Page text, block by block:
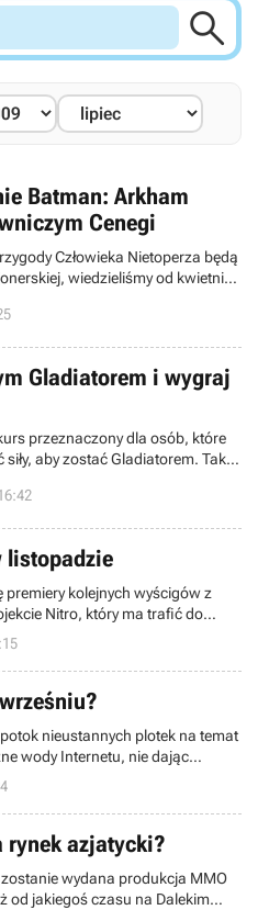

Batman: Arkham
Cenegi
Człowieka Nietoperza będą
wiedzieliśmy od kwietnia.
gadżetów trafi do Polski,
Gladiatorem i wygraj
przeznaczony dla osób, które
aby zostać Gladiatorem. Taką
przez serwis MultiGRY
za darmo w oknie
listopadzie
premiery kolejnych wyścigów z
tytułu zaplanowano na 17
po rynkowym debiucie NFS: Shift.
nieustannych plotek na temat
wody Internetu, nie dając
są każdą podobną
„bez komentarza”. Przyszła więc
niepotwierdzonych, choć tym
ją potwierdzającymi.
rynek azjatycki?
wydana produkcja MMO
od jakiegoś czasu na Dalekim